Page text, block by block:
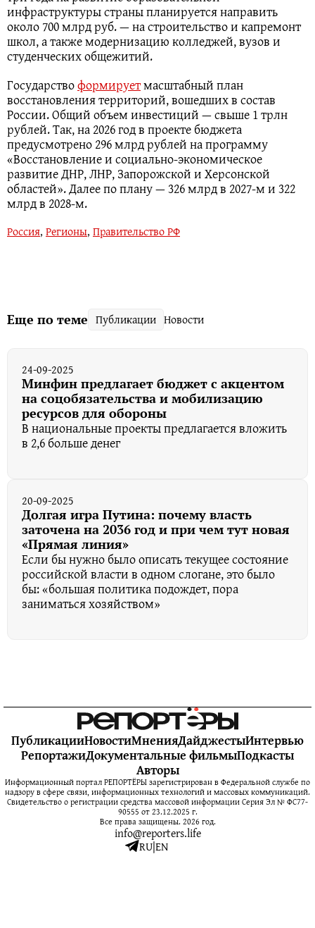
инфраструктуры страны планируется направить
около 700 млрд руб. — на строительство и капремонт
школ, а также модернизацию колледжей, вузов и
студенческих общежитий.
Государствоформируетмасштабный план
восстановления территорий, вошедших в состав
России. Общий объем инвестиций — свыше 1 трлн
рублей. Так, на 2026 год в проекте бюджета
предусмотрено 296 млрд рублей на программу
«Восстановление и социально‑экономическое
развитие ДНР, ЛНР, Запорожской и Херсонской
областей». Далее по плану — 326 млрд в 2027‑м и 322
млрд в 2028‑м.
Россия, Регионы, Правительство РФ
Еще по теме Публикации Новости
24-09-2025
Минфин предлагает бюджет с акцентом
на соцобязательства и мобилизацию
ресурсов для обороны
В национальные проекты предлагается вложить
в 2,6 больше денег
20-09-2025
Долгая игра Путина: почему власть
заточена на 2036 год и при чем тут новая
«Прямая линия»
Если бы нужно было описать текущее состояние
российской власти в одном слогане, это было
бы: «большая политика подождет, пора
заниматься хозяйством»
ПубликацииНовостиМненияДайджестыИнтервью
РепортажиДокументальные фильмыПодкасты
Авторы
Информационный портал РЕПОРТЁРЫ зарегистрирован в Федеральной службе по
надзору в сфере связи, информационных технологий и массовых коммуникаций.
Свидетельство о регистрации средства массовой информации Серия Эл № ФС77-
90555 от 23.12.2025 г.
Все права защищены. 2026 год.
info@reporters.life
RU|EN